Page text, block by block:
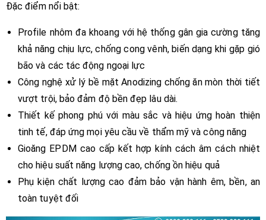
Đặc điểm nổi bật:
Profile nhôm đa khoang với hệ thống gân gia cường tăng
khả năng chịu lực, chống cong vênh, biến dạng khi gặp gió
bão và các tác động ngoại lực
Công nghệ xử lý bề mặt Anodizing chống ăn mòn thời tiết
vượt trội, bảo đảm độ bền đẹp lâu dài.
Thiết kế phong phú với màu sắc và hiệu ứng hoàn thiện
tinh tế, đáp ứng mọi yêu cầu về thẩm mỹ và công năng
Gioăng EPDM cao cấp kết hợp kính cách âm cách nhiệt
cho hiệu suất năng lượng cao, chống ồn hiệu quả
Phụ kiện chất lượng cao đảm bảo vận hành êm, bền, an
toàn tuyệt đối